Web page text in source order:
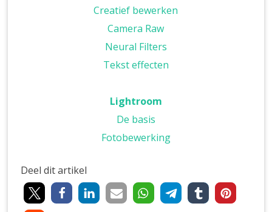
Creatief bewerken
Camera Raw
Neural Filters
Tekst effecten
Lightroom
De basis
Fotobewerking
Deel dit artikel